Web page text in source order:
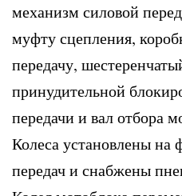
механизм силовой
муфту сцепления,
передачу,
принудительной
передачи и вал отбора
Колеса установлены на
передач и снабжены